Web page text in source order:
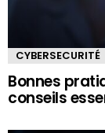
CYBERSECURITÉ
Bonnes
conseils